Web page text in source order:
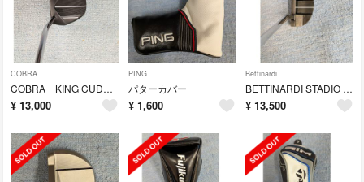
COBRA
COBRA KING CUDA パター
¥ 13,000
PING
パターカバー
¥ 1,600
Bettinardi
BETTINARDI STADIO RESERVE・JM30
¥ 13,500